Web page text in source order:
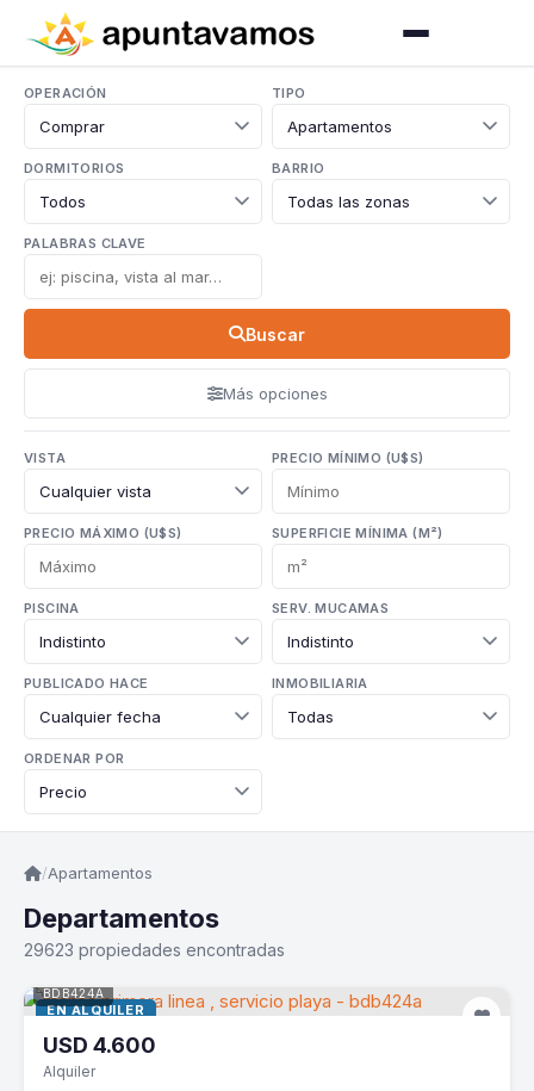
OPERACIÓN TIPO
DORMITORIOS BARRIO
PALABRAS CLAVE
Buscar
Más opciones
VISTA PRECIO MÍNIMO (U$S)
PRECIO MÁXIMO (U$S) SUPERFICIE MÍNIMA (M²)
PISCINA SERV. MUCAMAS
PUBLICADO HACE INMOBILIARIA
ORDENAR POR
/Apartamentos
Departamentos
29623 propiedades encontradas
EN ALQUILER
BDB424A
USD 4.600
Alquiler